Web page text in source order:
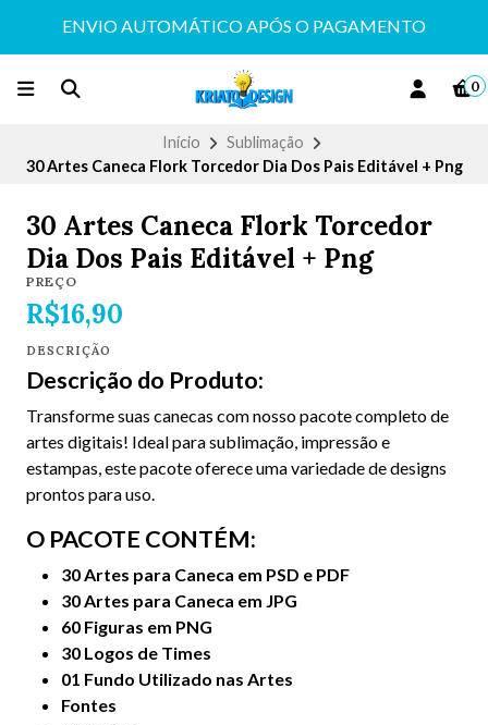
ENVIO AUTOMÁTICO APÓS O PAGAMENTO
0
Início
Sublimação
30 Artes Caneca Flork Torcedor Dia Dos Pais Editável + Png
30 Artes Caneca Flork Torcedor
Dia Dos Pais Editável + Png
PREÇO
R$16,90
DESCRIÇÃO
Descrição do Produto:
Transforme suas canecas com nosso pacote completo de
artes digitais! Ideal para sublimação, impressão e
estampas, este pacote oferece uma variedade de designs
prontos para uso.
O PACOTE CONTÉM:
30 Artes para Caneca em PSD e PDF
30 Artes para Caneca em JPG
60 Figuras em PNG
30 Logos de Times
01 Fundo Utilizado nas Artes
Fontes